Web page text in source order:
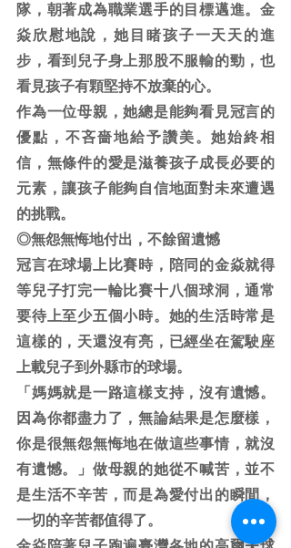
隊，朝著成為職業選手的目標邁進。金
焱欣慰地說，她目睹孩子一天天的進
步，看到兒子身上那股不服輸的勁，也
看見孩子有顆堅持不放棄的心。
作為一位母親，她總是能夠看見冠言的
優點，不吝嗇地給予讚美。她始終相
信，無條件的愛是滋養孩子成長必要的
元素，讓孩子能夠自信地面對未來遭遇
的挑戰。
◎無怨無悔地付出，不餘留遺憾
冠言在球場上比賽時，陪同的金焱就得
等兒子打完一輪比賽十八個球洞，通常
要待上至少五個小時。她的生活時常是
這樣的，天還沒有亮，已經坐在駕駛座
上載兒子到外縣市的球場。
「媽媽就是一路這樣支持，沒有遺憾。
因為你都盡力了，無論結果是怎麼樣，
你是很無怨無悔地在做這些事情，就沒
有遺憾。」做母親的她從不喊苦，並不
是生活不辛苦，而是為愛付出的瞬間，
一切的辛苦都值得了。